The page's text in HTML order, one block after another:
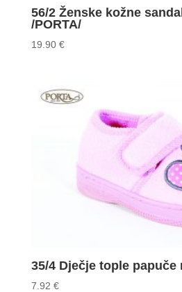
56/2 Ženske kožne
/PORTA/
19.90 €
35/4 Dječje tople papuče
7.92 €